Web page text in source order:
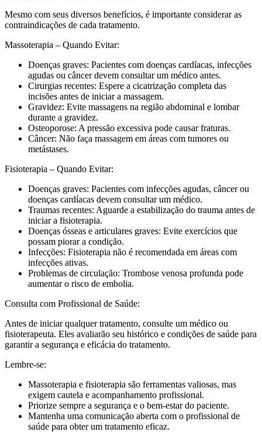
Mesmo com seus diversos benefícios, é importante considerar as
contraindicações de cada tratamento.
Massoterapia – Quando Evitar:
Doenças graves: Pacientes com doenças cardíacas, infecções
agudas ou câncer devem consultar um médico antes.
Cirurgias recentes: Espere a cicatrização completa das
incisões antes de iniciar a massagem.
Gravidez: Evite massagens na região abdominal e lombar
durante a gravidez.
Osteoporose: A pressão excessiva pode causar fraturas.
Câncer: Não faça massagem em áreas com tumores ou
metástases.
Fisioterapia – Quando Evitar:
Doenças graves: Pacientes com infecções agudas, câncer ou
doenças cardíacas devem consultar um médico.
Traumas recentes: Aguarde a estabilização do trauma antes de
iniciar a fisioterapia.
Doenças ósseas e articulares graves: Evite exercícios que
possam piorar a condição.
Infecções: Fisioterapia não é recomendada em áreas com
infecções ativas.
Problemas de circulação: Trombose venosa profunda pode
aumentar o risco de embolia.
Consulta com Profissional de Saúde:
Antes de iniciar qualquer tratamento, consulte um médico ou
fisioterapeuta. Eles avaliarão seu histórico e condições de saúde para
garantir a segurança e eficácia do tratamento.
Lembre-se:
Massoterapia e fisioterapia são ferramentas valiosas, mas
exigem cautela e acompanhamento profissional.
Priorize sempre a segurança e o bem-estar do paciente.
Mantenha uma comunicação aberta com o profissional de
saúde para obter um tratamento eficaz.